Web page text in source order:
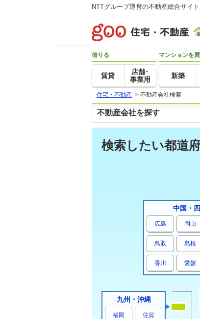
NTTグループ運営の不動産総合サイ
借りる
賃貸
店舗･
事業用
マンションを
新築
住宅・不動産 > 不動産会社検索
不動産会社を探す
検索したい都道
中国・
広島 岡山
鳥取 島根
香川 愛媛
九州・沖縄
福岡 佐賀